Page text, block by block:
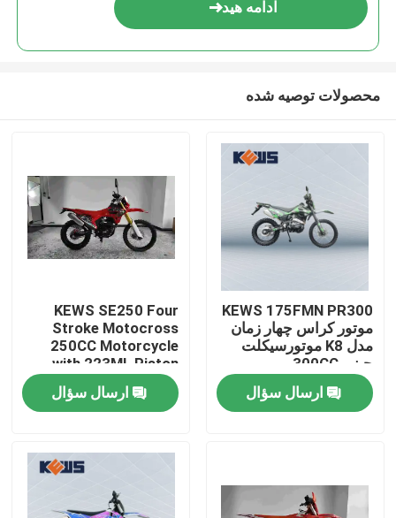
صفحه اصلی
محصولات
تور کارخانه
ادامه هید
محصولات توصیه شده
KEWS 175FMN PR300
موتور کراس چهار زمان
مدل K8 موتورسیکلت
چینی 300CC
موتورسیکلت
ارسال سؤال
KEWS SE250 Four
Stroke Motocross
250CC Motorcycle
with 223ML Piston
Displacement 15/8500
Maximum Power and
19/6500 Maximum
ارسال سؤال